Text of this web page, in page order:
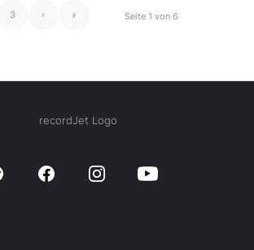
Seite 1 von 6
3 › »